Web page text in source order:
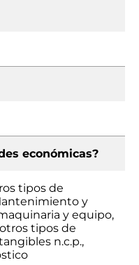
económicas?
tipos de
y
y equipo,
tipos de
n.c.p.,